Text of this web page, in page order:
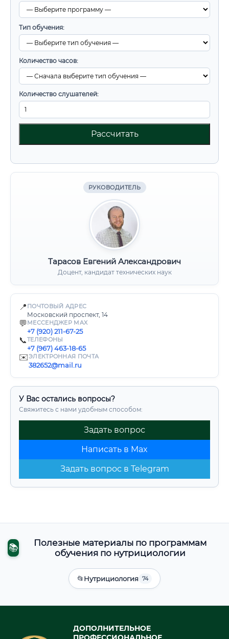
Тип обучения:
Количество часов:
Количество слушателей:
Рассчитать
РУКОВОДИТЕЛЬ
Тарасов Евгений Александрович
Доцент, кандидат технических наук
📍 ПОЧТОВЫЙ АДРЕС
Московский проспект, 14
💬 МЕССЕНДЖЕР MAX
+7 (920) 211-67-25
📞ТЕЛЕФОНЫ
+7 (967) 463-18-65
✉️ЭЛЕКТРОННАЯ ПОЧТА
382652@mail.ru
У Вас остались вопросы?
Свяжитесь с нами удобным способом:
Задать вопрос
Написать в Max
Задать вопрос в Telegram
📚
Полезные материалы по программам
обучения по нутрициологии
📂Нутрициология 74
ДОПОЛНИТЕЛЬНОЕ